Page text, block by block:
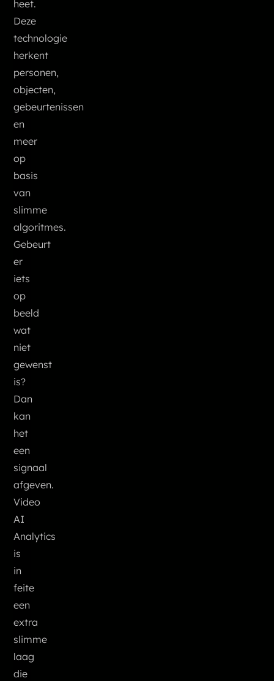
heet.
Deze
technologie
herkent
personen,
objecten,
gebeurtenissen
en
meer
op
basis
van
slimme
algoritmes.
Gebeurt
er
iets
op
beeld
wat
niet
gewenst
is?
Dan
kan
het
een
signaal
afgeven.
Video
AI
Analytics
is
in
feite
een
extra
slimme
laag
die